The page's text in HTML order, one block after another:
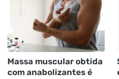
Massa muscular obtida
com anabolizantes é